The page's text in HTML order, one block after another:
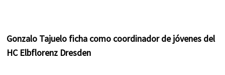
Gonzalo Tajuelo ficha como coordinador de jóvenes del
HC Elbflorenz Dresden